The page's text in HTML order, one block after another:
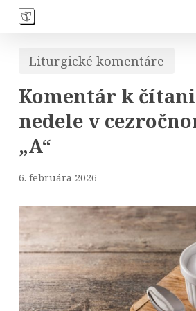
Skip
contentLiturgické komentáre
Komentár k
nedele v
„A“
6. februára 2026